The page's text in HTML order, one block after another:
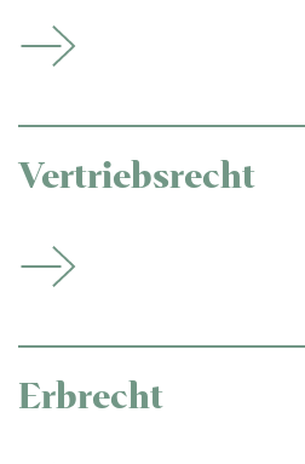
Vertriebsrecht
Erbrecht